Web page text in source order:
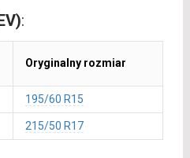
:
Oryginalny rozmiar
195/60 R15
215/50 R17